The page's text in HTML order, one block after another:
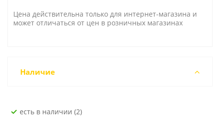
Цена действительна только для интернет-магазина и
может отличаться от цен в розничных магазинах
Наличие
Есть в наличии (2)